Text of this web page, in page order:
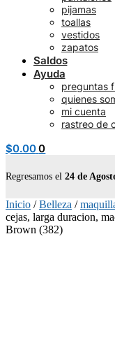
pijamas
toallas
vestidos
zapatos
Saldos
Ayuda
preguntas
quienes
mi cuenta
rastreo de
$0.00 0
Regresamos el 24 de
Inicio /Belleza /
cejas, larga duracion,
Brown (382)